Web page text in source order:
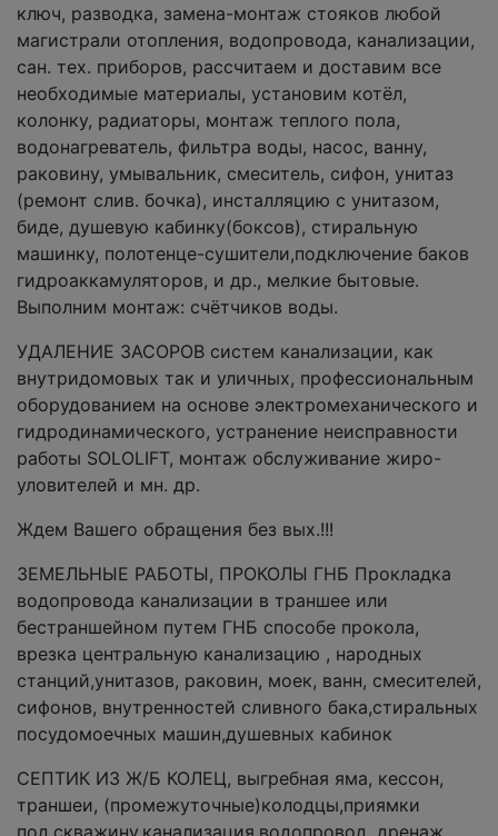
ключ, разводка, замена-монтаж стояков любой
магистрали отопления, водопровода, канализации,
сан. тех. приборов, рассчитаем и доставим все
необходимые материалы, установим котёл,
колонку, радиаторы, монтаж теплого пола,
водонагреватель, фильтра воды, насос, ванну,
раковину, умывальник, смеситель, сифон, унитаз
(ремонт слив. бочка), инсталляцию с унитазом,
биде, душевую кабинку(боксов), стиральную
машинку, полотенце-сушители,подключение баков
гидроаккамуляторов, и др., мелкие бытовые.
Выполним монтаж: счётчиков воды.
УДАЛЕНИЕ ЗАСОРОВ систем канализации, как
внутридомовых так и уличных, профессиональным
оборудованием на основе электромеханического и
гидродинамического, устранение неисправности
работы SOLOLIFT, монтаж обслуживание жиро-
уловителей и мн. др.
Ждем Вашего обращения без вых.!!!
ЗЕМЕЛЬНЫЕ РАБОТЫ, ПРОКОЛЫ ГНБ Прокладка
водопровода канализации в траншее или
бестраншейном путем ГНБ способе прокола,
врезка центральную канализацию , народных
станций,унитазов, раковин, моек, ванн, смесителей,
сифонов, внутренностей сливного бака,стиральных
посудомоечных машин,душевных кабинок
СЕПТИК ИЗ Ж/Б КОЛЕЦ, выгребная яма, кессон,
траншеи, (промежуточные)колодцы,приямки